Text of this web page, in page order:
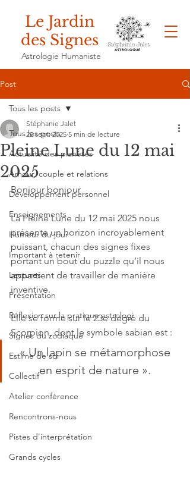
Le Jardin
des Signes
Astrologie Humaniste
Post
Tous les posts
Actualité des planètes
Amour, couple et relations
Développement personnel
Enseignements
Humeur du jour
Important à retenir
Lectures
Présentation
Réflexion sur la pratique astrologi
Signes du zodiaque
Estime de soi
Collectif
Atelier conférence
Rencontrons-nous
Pistes d'interprétation
Grands cycles
Tous les posts
Pleine Lune du 12 mai
2025
Stéphanie Jalet
22 sept. 2025 5 min de lecture
Bonjour bonjour
La Pleine Lune du 12 mai 2025 nous
présente un horizon incroyablement
puissant, chacun des signes fixes
portant un bout du puzzle qu’il nous
appartient de travailler de manière
inventive.
Elle se forme sur le 23e degré du
Scorpion, dont le symbole sabian est :
« Un lapin se métamorphose
en esprit de nature ».